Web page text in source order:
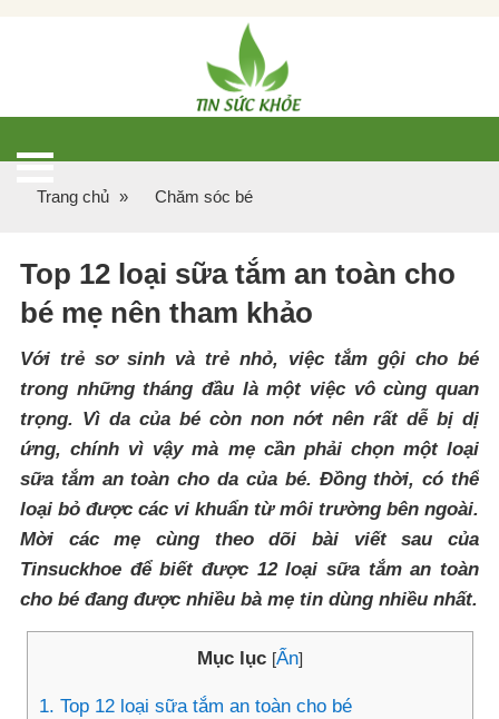
Trang chủ » Chăm sóc bé
Top 12 loại sữa tắm an toàn cho
bé mẹ nên tham khảo
Với trẻ sơ sinh và trẻ nhỏ, việc tắm gội cho bé
trong những tháng đầu là một việc vô cùng quan
trọng. Vì da của bé còn non nớt nên rất dễ bị dị
ứng, chính vì vậy mà mẹ cần phải chọn một loại
sữa tắm an toàn cho da của bé. Đồng thời, có thể
loại bỏ được các vi khuẩn từ môi trường bên ngoài.
Mời các mẹ cùng theo dõi bài viết sau của
Tinsuckhoe để biết được 12 loại sữa tắm an toàn
cho bé đang được nhiều bà mẹ tin dùng nhiều nhất.
Mục lục [Ẩn]
1. Top 12 loại sữa tắm an toàn cho bé